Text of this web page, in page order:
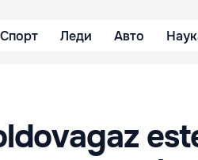
Спорт Леди Авто